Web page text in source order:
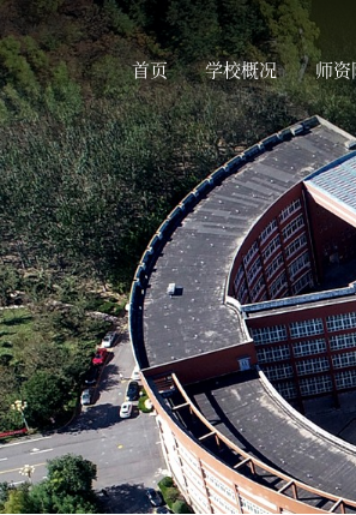
首页 学校概况 师资